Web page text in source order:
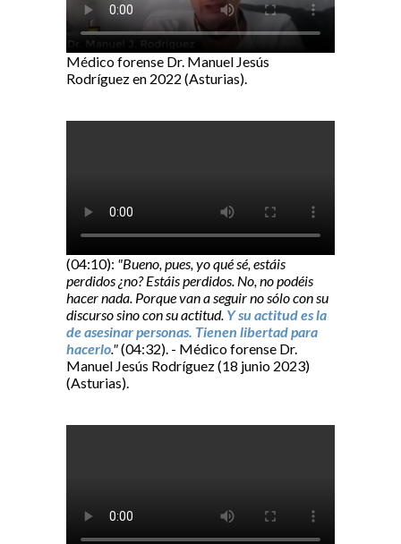
Médico forense Dr. Manuel Jesús
Rodríguez en 2022 (Asturias).
(04:10): "Bueno, pues, yo qué sé, estáis
perdidos ¿no? Estáis perdidos. No, no podéis
hacer nada. Porque van a seguir no sólo con su
discurso sino con su actitud. Y su actitud es la
de asesinar personas. Tienen libertad para
hacerlo."(04:32). - Médico forense Dr.
Manuel Jesús Rodríguez (18 junio 2023)
(Asturias).